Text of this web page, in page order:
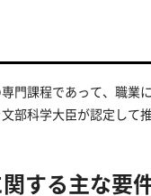
門課程であって、職業
部科学大臣が認定して
する主な要